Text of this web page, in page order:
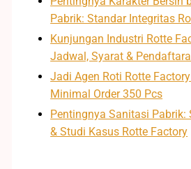
Pabrik: Standar Integritas
Kunjungan Industri Rotte
Jadwal, Syarat &
Jadi Agen Roti Rotte
Minimal Order 350 Pcs
Pentingnya Sanitasi Pabrik:
& Studi Kasus Rotte Factory